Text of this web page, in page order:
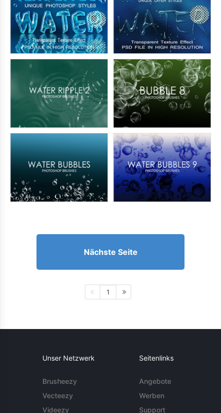
Nächste Seite
1
Unser Netzwerk
Brusheezy
Vecteezy
Videezy
Seitenlinks
Angebote
Werben
Support